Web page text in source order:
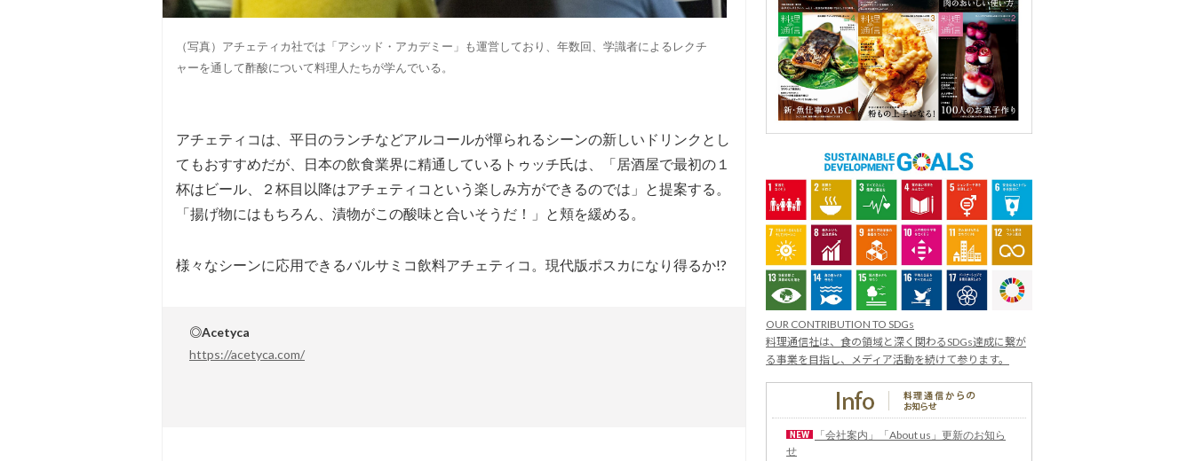
（写真）アチェティカ社では「アシッド・アカデミー」も運営しており、年数回、学識者によるレクチ
ャーを通して酢酸について料理人たちが学んでいる。
アチェティコは、平日のランチなどアルコールが憚られるシーンの新しいドリンクとし
てもおすすめだが、日本の飲食業界に精通しているトゥッチ氏は、「居酒屋で最初の１
杯はビール、２杯目以降はアチェティコという楽しみ方ができるのでは」と提案する。
「揚げ物にはもちろん、漬物がこの酸味と合いそうだ！」と頬を緩める。
様々なシーンに応用できるバルサミコ飲料アチェティコ。現代版ポスカになり得るか!?
◎Acetyca
https://acetyca.com/
OUR CONTRIBUTION TO SDGs
料理通信社は、食の領域と深く関わるSDGs達成に繋が
る事業を目指し、メディア活動を続けて参ります。
「会社案内」「About us」更新のお知ら
せ